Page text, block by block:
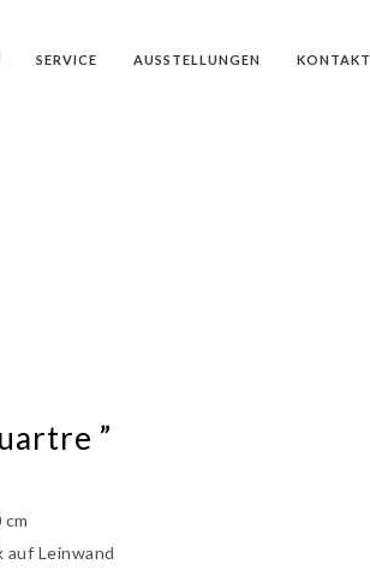
SERVICE AUSSTELLUNGEN KONTAKT
”
cm
Leinwand